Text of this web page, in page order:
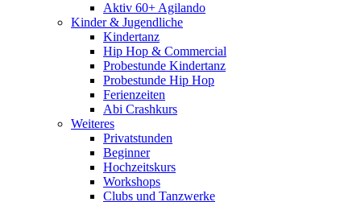
Aktiv 60+ Agilando
Kinder & Jugendliche
Kindertanz
Hip Hop & Commercial
Probestunde Kindertanz
Probestunde Hip Hop
Ferienzeiten
Abi Crashkurs
Weiteres
Privatstunden
Beginner
Hochzeitskurs
Workshops
Clubs und Tanzwerke